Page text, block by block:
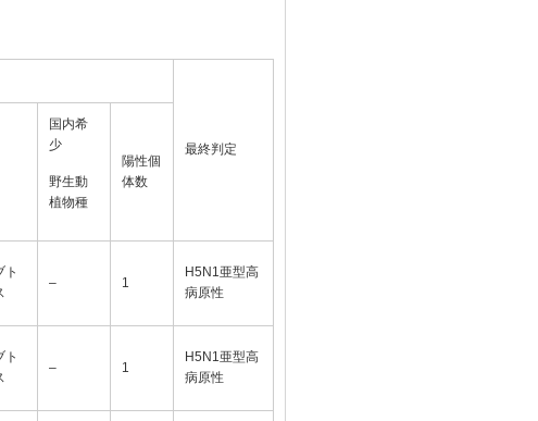
最終判定
国内希
少
野生動
植物種
陽性個
体数
ト
– 1
H5N1亜型高
病原性
ト
– 1
H5N1亜型高
病原性